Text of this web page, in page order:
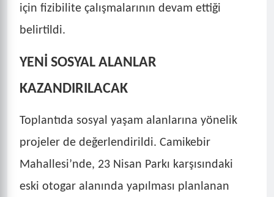
için fizibilite çalışmalarının devam ettiği
belirtildi.
YENİ SOSYAL ALANLAR
KAZANDIRILACAK
Toplantıda sosyal yaşam alanlarına yönelik
projeler de değerlendirildi. Camikebir
Mahallesi’nde, 23 Nisan Parkı karşısındaki
eski otogar alanında yapılması planlanan